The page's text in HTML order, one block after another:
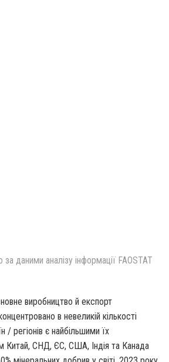
даними аналізу інформації FAOSTAT
виробництво й експорт
в невеликій кількості
/ регіонів є найбільшими їх
Китай, СНД, ЄС, США, Індія та Канада